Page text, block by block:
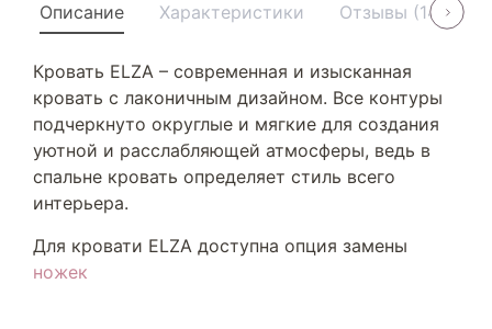
Описание Характеристики Отзывы (14)
Кровать ELZA – современная и изысканная
кровать с лаконичным дизайном. Все контуры
подчеркнуто округлые и мягкие для создания
уютной и расслабляющей атмосферы, ведь в
спальне кровать определяет стиль всего
интерьера.
Для кровати ELZA доступна опция замены
ножек